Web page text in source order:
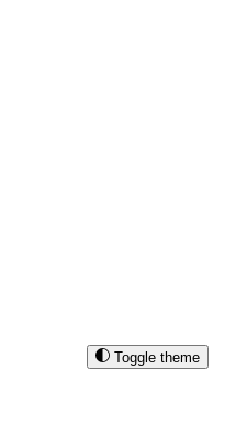
Toggle theme